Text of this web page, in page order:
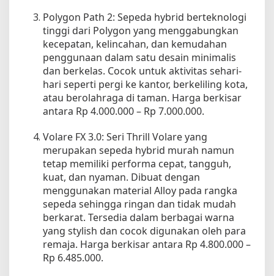
M
u
d
a
D
i
k
u
t
o
m
i
s
a
s
i
Polygon Path 2: Sepeda hybrid berteknologi
tinggi dari Polygon yang menggabungkan
kecepatan, kelincahan, dan kemudahan
penggunaan dalam satu desain minimalis
dan berkelas. Cocok untuk aktivitas sehari-
hari seperti pergi ke kantor, berkeliling kota,
atau berolahraga di taman. Harga berkisar
antara Rp 4.000.000 – Rp 7.000.000.
Volare FX 3.0: Seri Thrill Volare yang
merupakan sepeda hybrid murah namun
tetap memiliki performa cepat, tangguh,
kuat, dan nyaman. Dibuat dengan
menggunakan material Alloy pada rangka
sepeda sehingga ringan dan tidak mudah
berkarat. Tersedia dalam berbagai warna
yang stylish dan cocok digunakan oleh para
remaja. Harga berkisar antara Rp 4.800.000 –
Rp 6.485.000.